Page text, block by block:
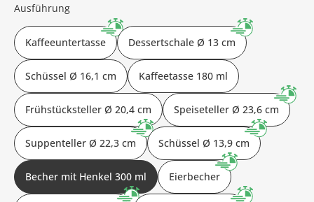
Ausführung
Kaffeeuntertasse Dessertschale Ø 13 cm
Schüssel Ø 16,1 cm Kaffeetasse 180 ml
Frühstücksteller Ø 20,4 cm Speiseteller Ø 23,6 cm
Suppenteller Ø 22,3 cm Schüssel Ø 13,9 cm
Becher mit Henkel 300 ml Eierbecher